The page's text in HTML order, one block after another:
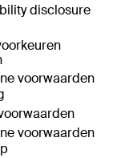
disclosure
voorwaarden
voorwaarden